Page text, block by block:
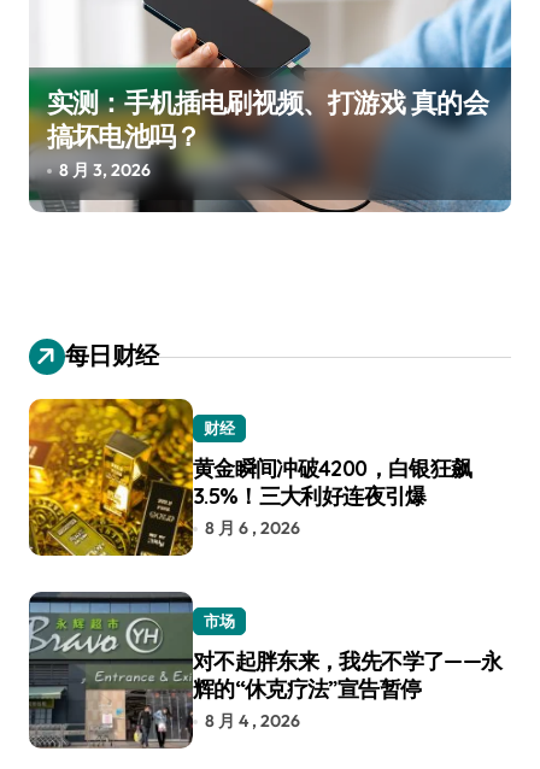
实测：手机插电刷视频、打游戏 真的会
搞坏电池吗？
8 月 3, 2026
每日财经
财经
黄金瞬间冲破4200，白银狂飙
3.5%！三大利好连夜引爆
8 月 6 , 2026
市场
对不起胖东来，我先不学了——永
辉的“休克疗法”宣告暂停
8 月 4 , 2026